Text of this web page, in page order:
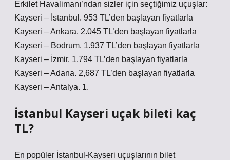
Erkilet Havalimanı’ndan sizler için seçtiğimiz uçuşlar:
Kayseri – İstanbul. 953 TL’den başlayan fiyatlarla
Kayseri – Ankara. 2.045 TL’den başlayan fiyatlarla
Kayseri – Bodrum. 1.937 TL’den başlayan fiyatlarla
Kayseri – İzmir. 1.794 TL’den başlayan fiyatlarla
Kayseri – Adana. 2,687 TL’den başlayan fiyatlarla
Kayseri – Antalya. 1.
İstanbul Kayseri uçak bileti kaç
TL?
En popüler İstanbul-Kayseri uçuşlarının bilet